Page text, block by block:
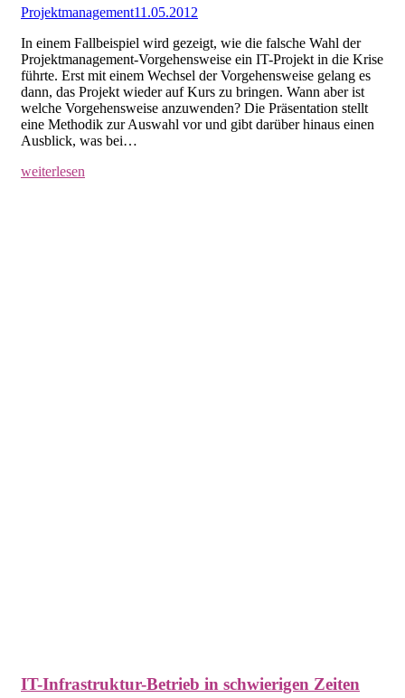
Projektmanagement11.05.2012
In einem Fallbeispiel wird gezeigt, wie die falsche Wahl der
Projektmanagement-Vorgehensweise ein IT-Projekt in die Krise
führte. Erst mit einem Wechsel der Vorgehensweise gelang es
dann, das Projekt wieder auf Kurs zu bringen. Wann aber ist
welche Vorgehensweise anzuwenden? Die Präsentation stellt
eine Methodik zur Auswahl vor und gibt darüber hinaus einen
Ausblick, was bei…
weiterlesen
IT-Infrastruktur-Betrieb in schwierigen Zeiten